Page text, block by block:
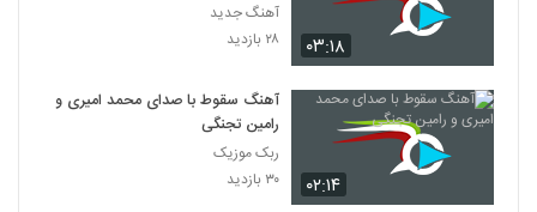
۰۳:۱۸
آهنگ جدید
۲۸ بازدید
۰۲:۱۴
آهنگ سقوط با صدای محمد امیری و
رامین تجنگی
ربک موزیک
۳۰ بازدید